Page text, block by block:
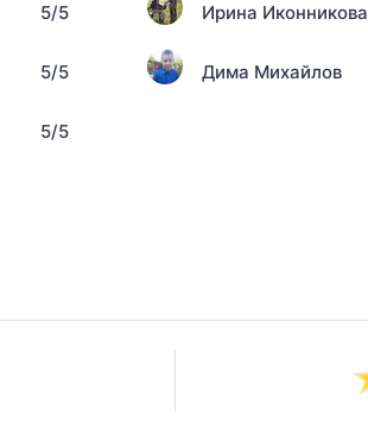
5/5 Ирина Иконникова
5/5 Дима Михайлов
5/5